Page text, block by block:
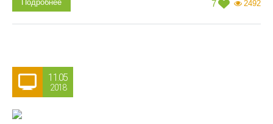
7 2492
Подробнее
11.05
2018